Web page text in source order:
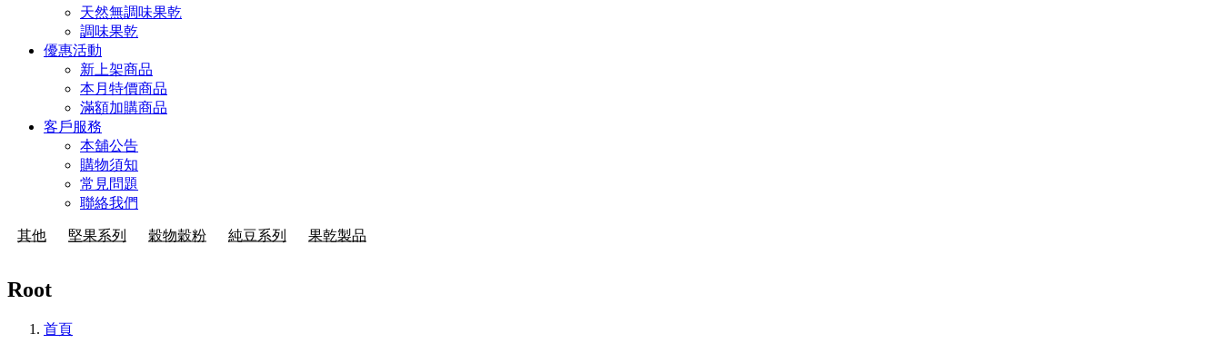
天然無調味果乾
調味果乾
優惠活動
新上架商品
本月特價商品
滿額加購商品
客戶服務
本舖公告
購物須知
常見問題
聯絡我們
其他 堅果系列 穀物穀粉 純豆系列 果乾製品
Root
首頁